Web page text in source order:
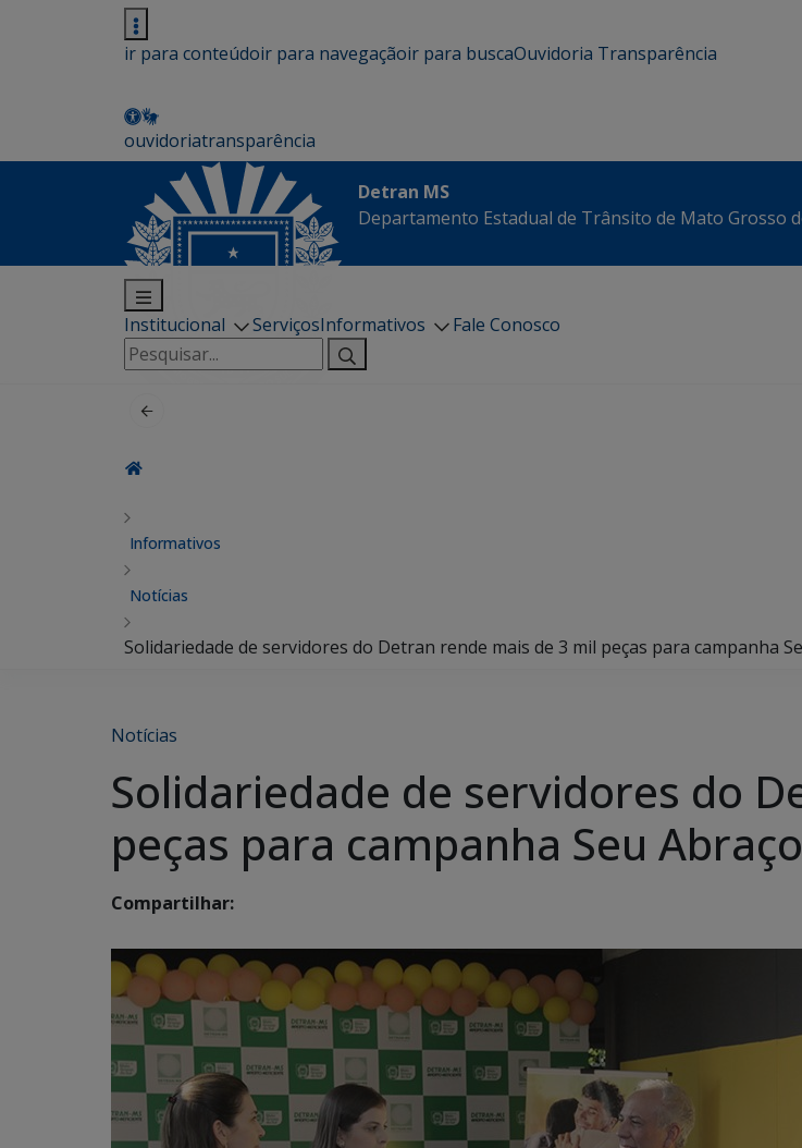
ir para conteúdoir para navegaçãoir para buscaOuvidoria Transparência
ouvidoriatransparência
Detran MS
Departamento Estadual de Trânsito de Mato Grosso
Institucional ServiçosInformativos
Fale Conosco
Pesquisar
por:
Informativos
Notícias
Solidariedade de servidores do Detran rende mais de 3 mil peças para campanha
Notícias
Solidariedade de servidores do
peças para campanha Seu
Compartilhar: